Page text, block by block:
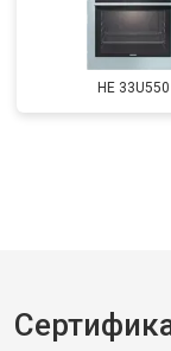
HE 33U550